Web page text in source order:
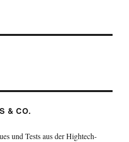
& CO.
und Tests aus der Hightech-